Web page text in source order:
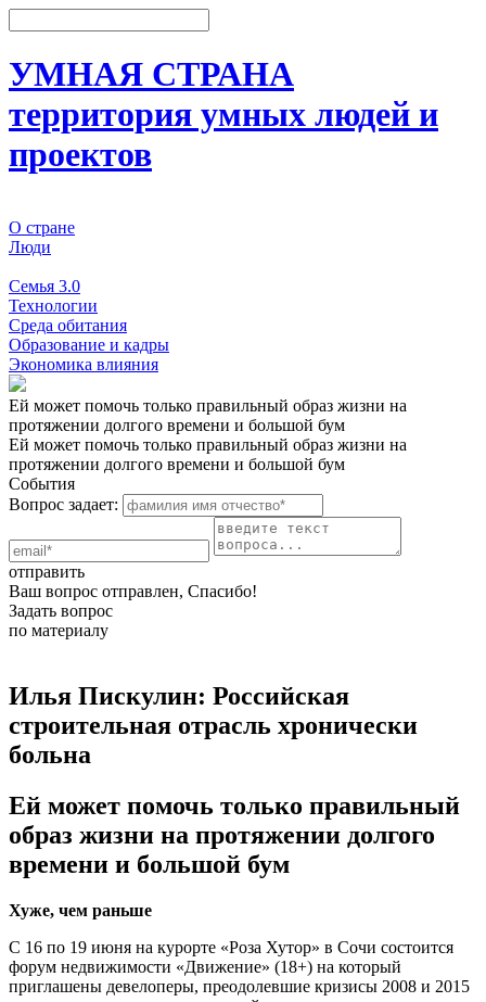
УМНАЯ СТРАНА
территория умных людей и
проектов
О стране
Люди
Семья 3.0
Технологии
Среда обитания
Образование и кадры
Экономика влияния
Ей может помочь только правильный образ жизни на
протяжении долгого времени и большой бум
Ей может помочь только правильный образ жизни на
протяжении долгого времени и большой бум
События
Вопрос задает:
отправить
Ваш вопрос отправлен, Спасибо!
Задать вопрос
по материалу
Илья Пискулин: Российская
строительная отрасль хронически
больна
Ей может помочь только правильный
образ жизни на протяжении долгого
времени и большой бум
Хуже, чем раньше
С 16 по 19 июня на курорте «Роза Хутор» в Сочи состоится
форум недвижимости «Движение» (18+) на который
приглашены девелоперы, преодолевшие кризисы 2008 и 2015